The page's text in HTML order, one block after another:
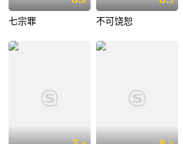
七宗罪 不可饶恕